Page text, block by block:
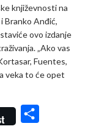
književnosti na
Branko Anđić,
ovo izdanje
„Ako vas
Fuentes,
veka to će opet